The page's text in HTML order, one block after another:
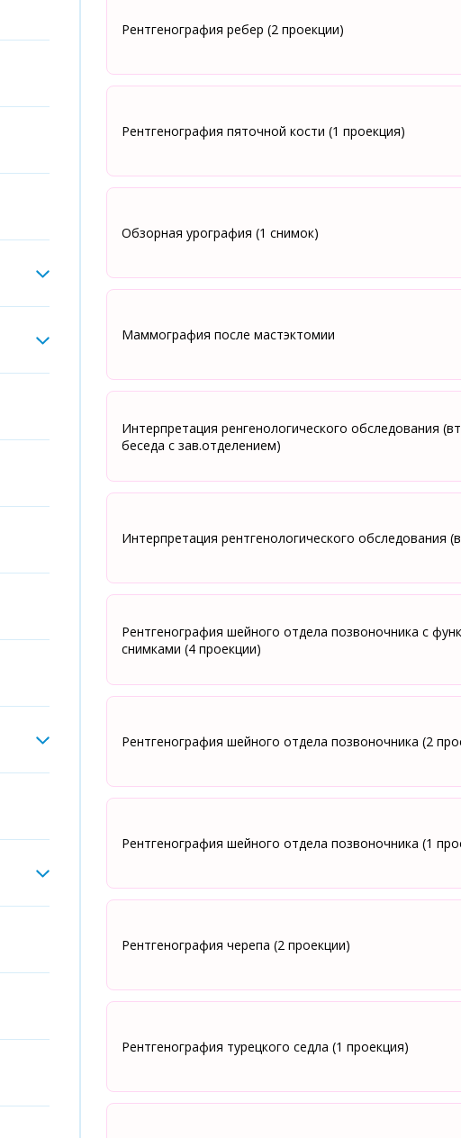
Рентгенография ребер (2 проекции)
Рентгенография пяточной кости (1 проекция)
Обзорная урография (1 снимок)
Маммография после мастэктомии
Интерпретация ренгенологического обследования
беседа с зав.отделением)
Интерпретация рентгенологического обследования
Рентгенография шейного отдела позвоночника с
снимками (4 проекции)
Рентгенография шейного отдела позвоночника (2
Рентгенография шейного отдела позвоночника (1
Рентгенография черепа (2 проекции)
Рентгенография турецкого седла (1 проекция)